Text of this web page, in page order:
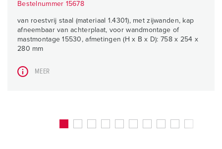
Bestelnummer 15678
van roestvrij staal (materiaal 1.4301), met zijwanden, kap
afneembaar van achterplaat, voor wandmontage of
mastmontage 15530, afmetingen (H x B x D): 758 x 254 x
280 mm
MEER